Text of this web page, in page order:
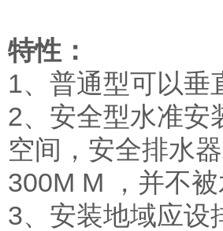
特性：
1、普通型可以垂
2、安全型水准安
空间，安全排水
300M M ，并不
3、安装地域应设